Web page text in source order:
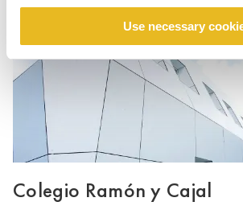
Use necessary
Colegio Ramón y Cajal